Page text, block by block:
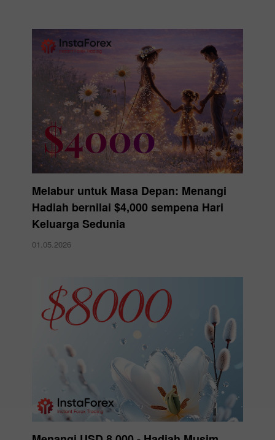
Melabur untuk Masa Depan: Menangi
Hadiah bernilai $4,000 sempena Hari
Keluarga Sedunia
01.05.2026